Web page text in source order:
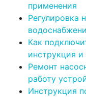
применения
Регулировка
Как
инструкция
Ремонт
работу
Инструкция